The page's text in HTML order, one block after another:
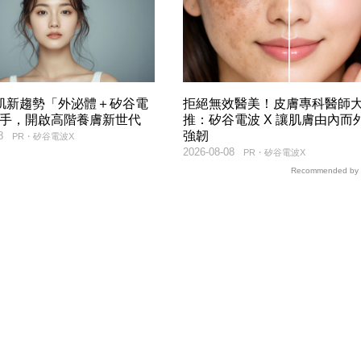
新趨勢「外泌體＋矽谷電
，開啟高階養膚新世代
PR・矽谷電波X
拒絕無效醫美！皮膚專科醫師
推：矽谷電波 X 讓肌膚由內而
強韌
PR・矽谷電波X
2026-08-08
Recommended by